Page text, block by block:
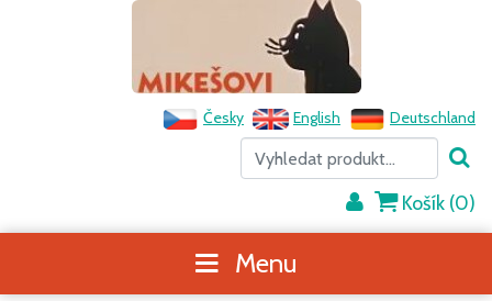
Česky English Deutschland
Košík (0)
Menu